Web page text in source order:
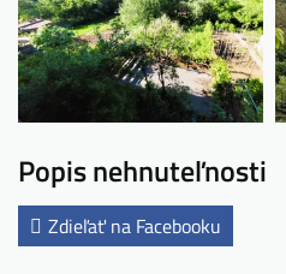
Popis nehnuteľnosti
Zdieľať na Facebooku